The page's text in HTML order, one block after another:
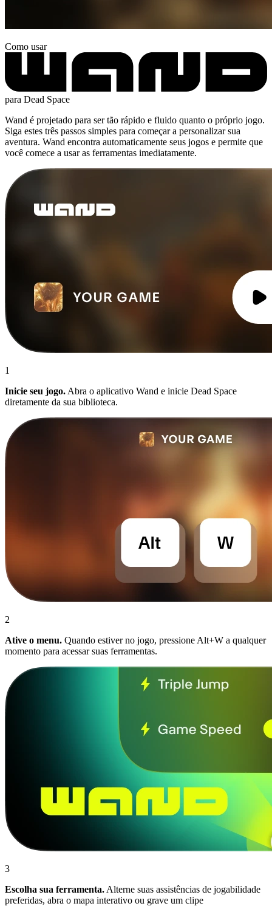
Como usar
para Dead Space
Wand é projetado para ser tão rápido e fluido quanto o próprio jogo.
Siga estes três passos simples para começar a personalizar sua
aventura. Wand encontra automaticamente seus jogos e permite que
você comece a usar as ferramentas imediatamente.
1
Inicie seu jogo. Abra o aplicativo Wand e inicie Dead Space
diretamente da sua biblioteca.
2
Ative o menu. Quando estiver no jogo, pressione Alt+W a qualquer
momento para acessar suas ferramentas.
3
Escolha sua ferramenta. Alterne suas assistências de jogabilidade
preferidas, abra o mapa interativo ou grave um clipe